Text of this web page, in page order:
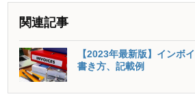
関連記事
【2023年最新版】インボ
書き方、記載例